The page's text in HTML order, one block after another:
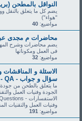
النواقل بالمطحن
يضم كل ما يتعلق بالنقل
"هواء")
مواضيع: 40
محاضرات م مجدى
يضم محاضرات وشرح
فى العمل ومكوناتها
مواضيع: 32
سؤال و جواب - Question & Answer - QA
ما يتعلق بالطحن من جودة
الجودة وفنيات العمل
وفنيات العمل والتقنيات
مواضيع: 191